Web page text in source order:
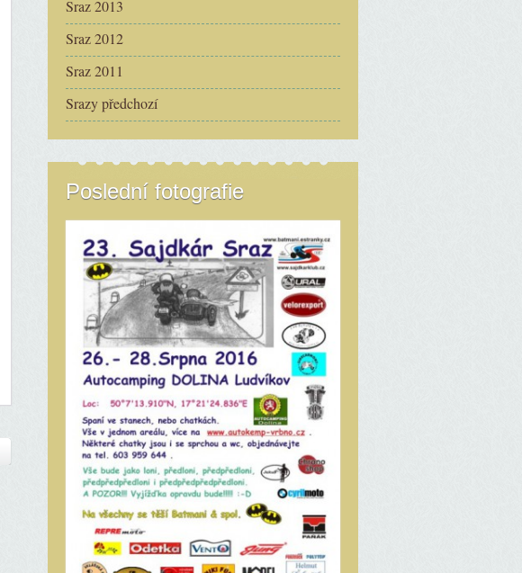
Sraz 2013
Sraz 2012
Sraz 2011
Srazy předchozí
Poslední fotografie